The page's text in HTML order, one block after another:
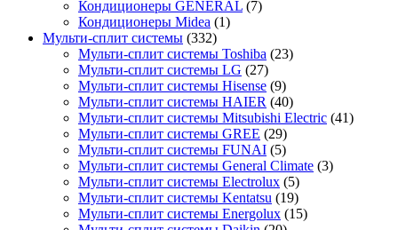
Кондиционеры GENERAL (7)
Кондиционеры Midea (1)
Мульти-сплит системы (332)
Мульти-сплит системы Toshiba (23)
Мульти-сплит системы LG (27)
Мульти-сплит системы Hisense (9)
Мульти-сплит системы HAIER (40)
Мульти-сплит системы Mitsubishi Electric (41)
Мульти-сплит системы GREE (29)
Мульти-сплит системы FUNAI (5)
Мульти-сплит системы General Climate (3)
Мульти-сплит системы Electrolux (5)
Мульти-сплит системы Kentatsu (19)
Мульти-сплит системы Energolux (15)